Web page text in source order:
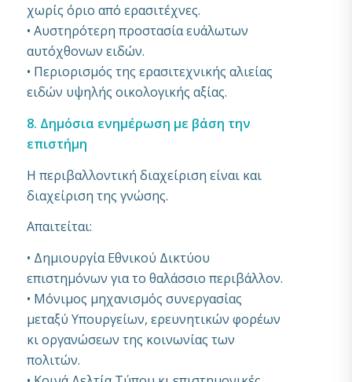
χωρίς όριο από ερασιτέχνες.
• Αυστηρότερη προστασία ευάλωτων
αυτόχθονων ειδών.
• Περιορισμός της ερασιτεχνικής αλιείας
ειδών υψηλής οικολογικής αξίας.
8. Δημόσια ενημέρωση με βάση την
επιστήμη
Η περιβαλλοντική διαχείριση είναι και
διαχείριση της γνώσης.
Απαιτείται:
• Δημιουργία Εθνικού Δικτύου
επιστημόνων για το θαλάσσιο περιβάλλον.
• Μόνιμος μηχανισμός συνεργασίας
μεταξύ Υπουργείων, ερευνητικών φορέων
κι οργανώσεων της κοινωνίας των
πολιτών.